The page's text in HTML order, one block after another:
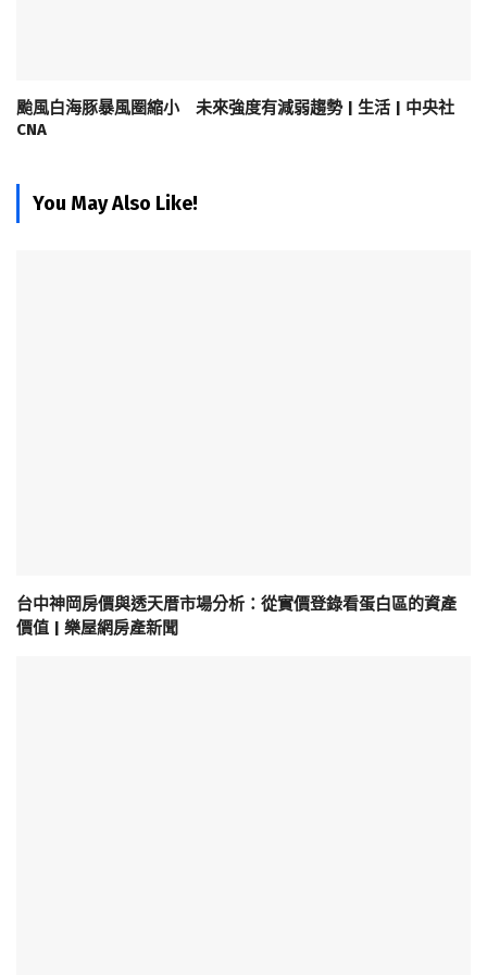
颱風白海豚暴風圈縮小 未來強度有減弱趨勢 | 生活 | 中央社
CNA
You May Also Like!
台中神岡房價與透天厝市場分析：從實價登錄看蛋白區的資產
價值 | 樂屋網房產新聞